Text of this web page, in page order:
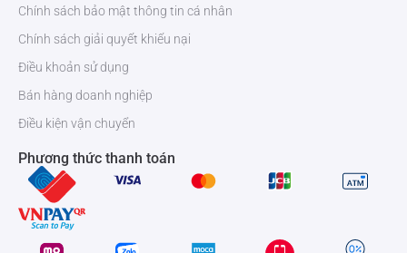
Chính sách bảo mật thông tin cá nhân
Chính sách giải quyết khiếu nại
Điều khoản sử dụng
Bán hàng doanh nghiệp
Điều kiện vận chuyển
Phương thức thanh toán